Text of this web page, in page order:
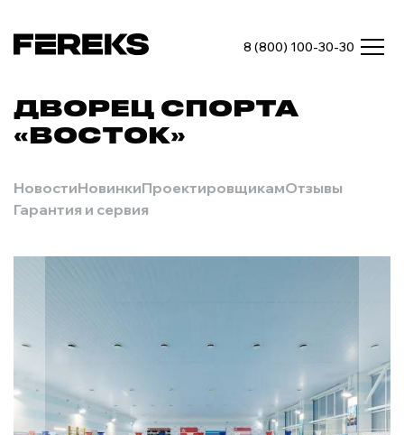
8 (800) 100-30-30
ДВОРЕЦ СПОРТА
«ВОСТОК»
НовостиНовинкиПроектировщикамОтзывы
Гарантия и сервия